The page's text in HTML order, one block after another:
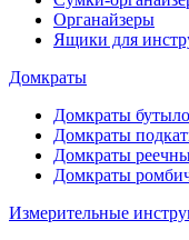
Органайзеры
Ящики для
Домкраты
Домкраты
Домкраты
Домкраты
Домкраты
Измерительные